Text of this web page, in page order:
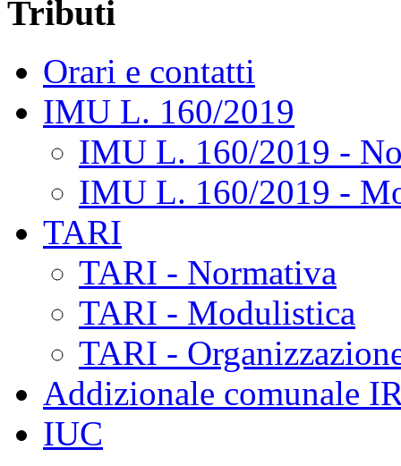
Tributi
Orari e contatti
IMU L. 160/2019
IMU L. 160/2019 -
IMU L. 160/2019 -
TARI
TARI - Normativa
TARI - Modulistica
TARI -
Addizionale comunale
IUC